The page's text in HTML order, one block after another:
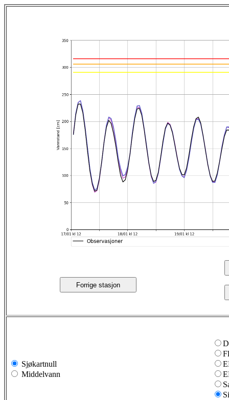
Forrige stasjon
Sjøkartnull
Middelvann